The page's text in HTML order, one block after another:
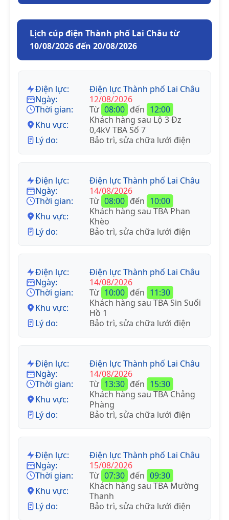
Lịch cúp điện Thành phố Lai Châu từ
10/08/2026 đến 20/08/2026
Điện lực:
Điện lực Thành phố Lai Châu
Ngày:
12/08/2026
Thời gian:
Từ 08:00 đến 12:00
Khu vực:
Khách hàng sau Lộ 3 Đz
0,4kV TBA Số 7
Lý do:
Bảo trì, sửa chữa lưới điện
Điện lực:
Điện lực Thành phố Lai Châu
Ngày:
14/08/2026
Thời gian:
Từ 08:00 đến 10:00
Khu vực:
Khách hàng sau TBA Phan
Khèo
Lý do:
Bảo trì, sửa chữa lưới điện
Điện lực:
Điện lực Thành phố Lai Châu
Ngày:
14/08/2026
Thời gian:
Từ 10:00 đến 11:30
Khu vực:
Khách hàng sau TBA Sin Suối
Hồ 1
Lý do:
Bảo trì, sửa chữa lưới điện
Điện lực:
Điện lực Thành phố Lai Châu
Ngày:
14/08/2026
Thời gian:
Từ 13:30 đến 15:30
Khu vực:
Khách hàng sau TBA Chảng
Phàng
Lý do:
Bảo trì, sửa chữa lưới điện
Điện lực:
Điện lực Thành phố Lai Châu
Ngày:
15/08/2026
Thời gian:
Từ 07:30 đến 09:30
Khu vực:
Khách hàng sau TBA Mường
Thanh
Lý do:
Bảo trì, sửa chữa lưới điện